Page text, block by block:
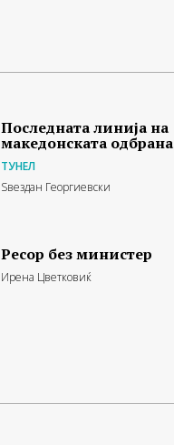
Последната линија на
македонската одбрана
ТУНЕЛ
Ѕвездан Георгиевски
Ресор без министер
Ирена Цветковиќ